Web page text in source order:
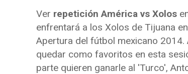
Ver repetición América vs Xolos
enfrentará a los Xolos de Tijuana
Apertura del fútbol mexicano
quedar como favoritos en esta
parte quieren ganarle al 'Turco',